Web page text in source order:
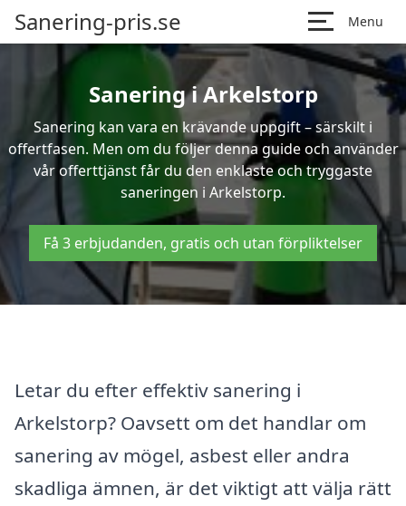
Sanering-pris.se Menu
Sanering i Arkelstorp
Sanering kan vara en krävande uppgift – särskilt i
offertfasen. Men om du följer denna guide och använder
vår offerttjänst får du den enklaste och tryggaste
saneringen i Arkelstorp.
Få 3 erbjudanden, gratis och utan förpliktelser
Letar du efter effektiv sanering i
Arkelstorp? Oavsett om det handlar om
sanering av mögel, asbest eller andra
skadliga ämnen, är det viktigt att välja rätt